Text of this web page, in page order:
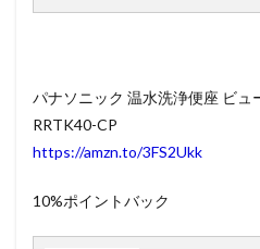
パナソニック 温水洗浄便座 ビュ
RRTK40-CP
https://amzn.to/3FS2Ukk
10%ポイントバック